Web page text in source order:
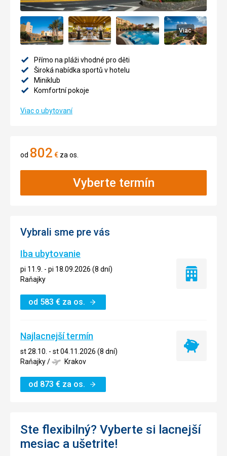
Viac
Přímo na pláži vhodné pro děti
Široká nabídka sportů v hotelu
Miniklub
Komfortní pokoje
Viac o ubytovaní
od 802 € za os.
Vyberte termín
Vybrali sme pre vás
Iba ubytovanie
pi 11.9. - pi 18.09.2026 (8 dní)
Raňajky
od 583 € za os.
Iba
Najlacnejší termín
st 28.10. - st 04.11.2026 (8 dní)
Raňajky/ Krakov
od 873 € za os.
Najlacnejší
Ste flexibilný? Vyberte si lacnejší
mesiac a ušetrite!